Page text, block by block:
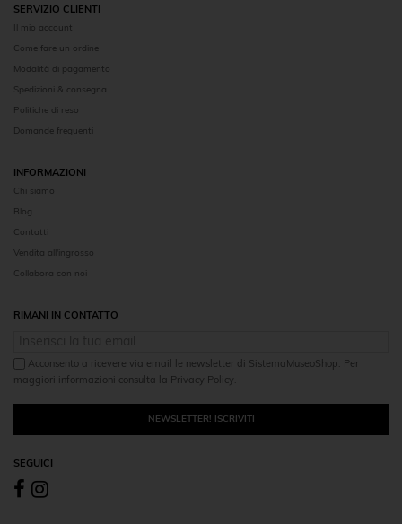
SERVIZIO CLIENTI
Il mio account
Come fare un ordine
Modalità di pagamento
Spedizioni & consegna
Politiche di reso
Domande frequenti
INFORMAZIONI
Chi siamo
Blog
Contatti
Vendita all'ingrosso
Collabora con noi
RIMANI IN CONTATTO
Acconsento a ricevere via email le newsletter di SistemaMuseoShop. Per
maggiori informazioni consulta la Privacy Policy.
NEWSLETTER! ISCRIVITI
SEGUICI